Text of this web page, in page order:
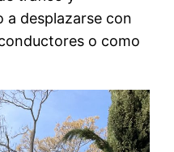
a desplazarse con
o como